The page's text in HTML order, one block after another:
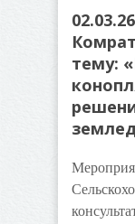
тему: